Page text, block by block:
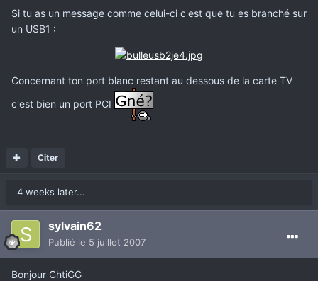
Si tu as un message comme celui-ci c'est que tu es branché sur
un USB1 :
Concernant ton port blanc restant au dessous de la carte TV
c'est bien un port PCI
Citer
4 weeks later...
sylvain62
Publié le 5 juillet 2007
Bonjour ChtiGG